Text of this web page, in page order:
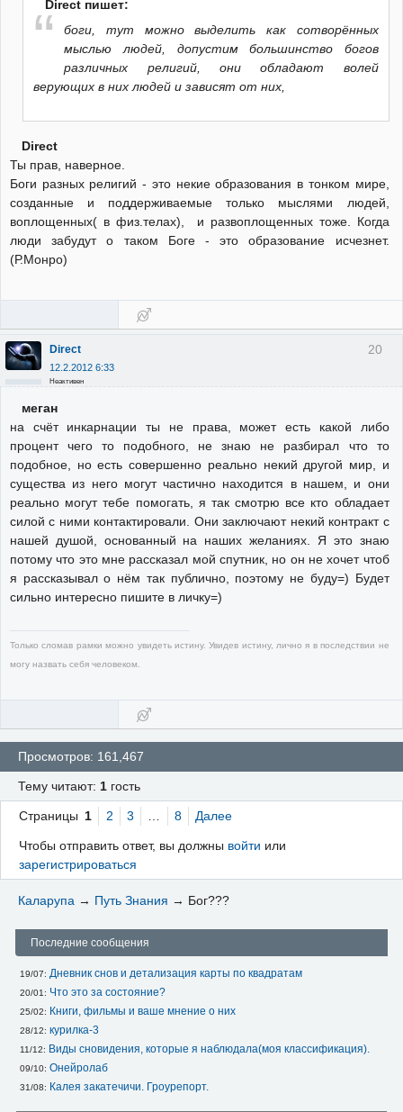
Direct пишет:
боги, тут можно выделить как сотворённых
мыслью людей, допустим большинство богов
различных религий, они обладают волей
верующих в них людей и зависят от них,
Direct
Ты прав, наверное.
Боги разных религий - это некие образования в тонком мире,
созданные и поддерживаемые только мыслями людей,
воплощенных( в физ.телах), и развоплощенных тоже. Когда
люди забудут о таком Боге - это образование исчезнет.
(Р.Монро)
20
Direct
12.2.2012 6:33
Неактивен
меган
на счёт инкарнации ты не права, может есть какой либо
процент чего то подобного, не знаю не разбирал что то
подобное, но есть совершенно реально некий другой мир, и
существа из него могут частично находится в нашем, и они
реально могут тебе помогать, я так смотрю все кто обладает
силой с ними контактировали. Они заключают некий контракт с
нашей душой, основанный на наших желаниях. Я это знаю
потому что это мне рассказал мой спутник, но он не хочет чтоб
я рассказывал о нём так публично, поэтому не буду=) Будет
сильно интересно пишите в личку=)
Только сломав рамки можно увидеть истину. Увидев истину, лично я в последствии не
могу назвать себя человеком.
Просмотров: 161,467
Тему читают: 1 гость
Страницы 1 2 3 8 Далее
Чтобы отправить ответ, вы должны войти или
зарегистрироваться
Каларупа → Путь Знания → Бог???
Последние сообщения
19/07: Дневник снов и детализация карты по квадратам
20/01: Что это за состояние?
25/02: Книги, фильмы и ваше мнение о них
28/12: курилка-3
11/12: Виды сновидения, которые я наблюдала(моя классификация).
09/10: Онейролаб
31/08: Калея закатечичи. Гроурепорт.